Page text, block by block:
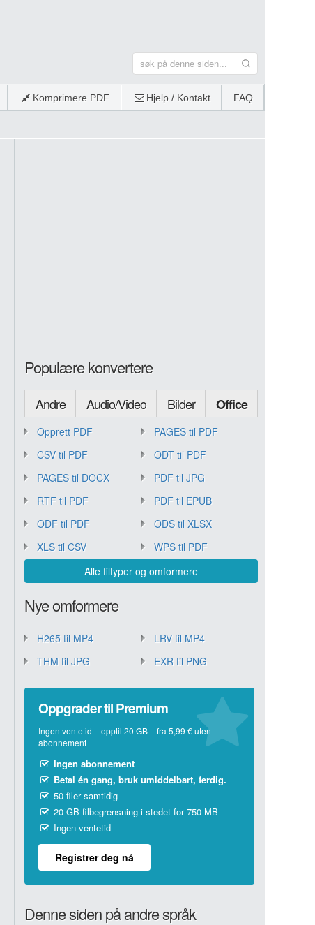
Komprimere PDF Hjelp / Kontakt FAQ
Populære konvertere
Andre Audio/Video Bilder Office
Opprett PDF
PAGES til PDF
CSV til PDF
ODT til PDF
PAGES til DOCX
PDF til JPG
RTF til PDF
PDF til EPUB
ODF til PDF
ODS til XLSX
XLS til CSV
WPS til PDF
Alle filtyper og omformere
Nye omformere
H265 til MP4
LRV til MP4
THM til JPG
EXR til PNG
Oppgrader til Premium
Ingen ventetid – opptil 20 GB – fra 5,99 € uten
abonnement
Ingen abonnement
Betal én gang, bruk umiddelbart, ferdig.
50 filer samtidig
20 GB filbegrensning i stedet for 750 MB
Ingen ventetid
Registrer deg nå
Denne siden på andre språk